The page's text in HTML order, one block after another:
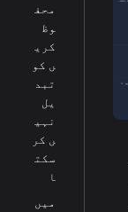
محف
وظ
کری
ں کو
تبد
یل
نہی
ں کر
سکت
ا
میں